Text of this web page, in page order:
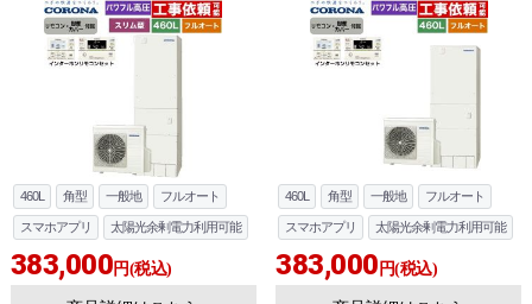
460L 角型 一般地 フルオート
スマホアプリ 太陽光余剰電力利用可能
383,000円(税込)
460L 角型 一般地 フルオート
スマホアプリ 太陽光余剰電力利用可能
383,000 円(税込)